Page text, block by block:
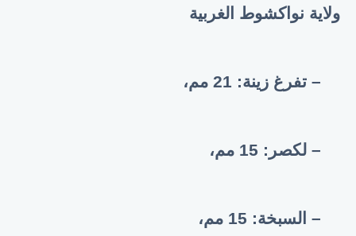
ولاية نواكشوط الغربية
– تفرغ زينة: 21 مم،
– لكصر: 15 مم،
– السبخة: 15 مم،